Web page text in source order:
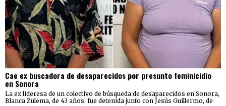
Cae ex buscadora de desaparecidos por presunto feminicidio
en Sonora
La ex lideresa de un colectivo de búsqueda de desaparecidos en Sonora,
Blanca Zulema, de 43 años, fue detenida junto con Jesús Guillermo, de